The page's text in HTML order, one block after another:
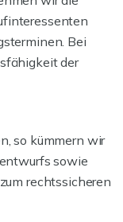
Bei
der
so kümmern wir
sowie
rechtssicheren